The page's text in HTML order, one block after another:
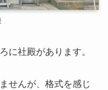
に社殿があります。
せんが、格式を感じ